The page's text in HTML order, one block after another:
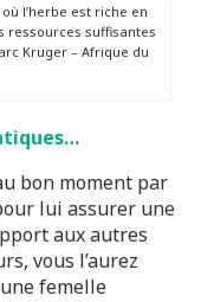
l’herbe est riche en
ressources suffisantes
Kruger – Afrique du
bon moment par
lui assurer une
aux autres
vous l’aurez
femelle